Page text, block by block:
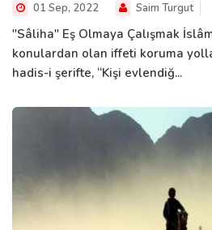
01 Sep, 2022 Saim Turgut
"Sâliha" Eş Olmaya Çalışmak
konulardan olan iffeti koruma
hadis-i şerifte, “Kişi evlendiğ...